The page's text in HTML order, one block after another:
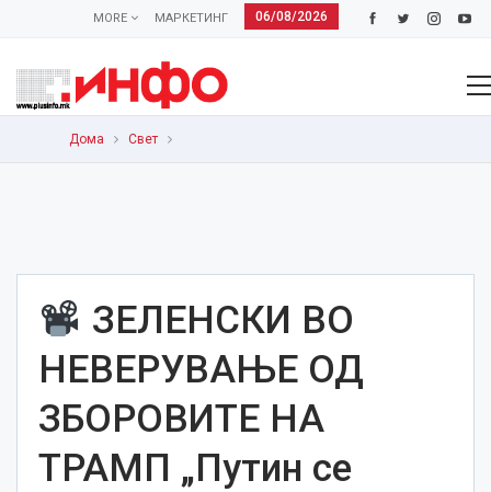
06/08/2026
МАРКЕТИНГ
MORE
Дома Свет
ЗЕЛЕНСКИ ВО
НЕВЕРУВАЊЕ ОД
ЗБОРОВИТЕ НА
ТРАМП „Путин се